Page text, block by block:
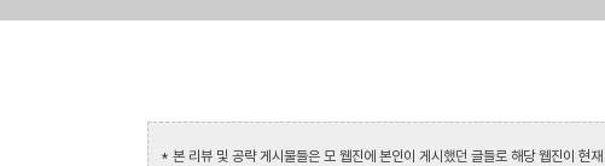
* 본 리뷰 및 공략 게시물들은 모 웹진에 본인이 게시했던 글들로 해당 웹진이 현